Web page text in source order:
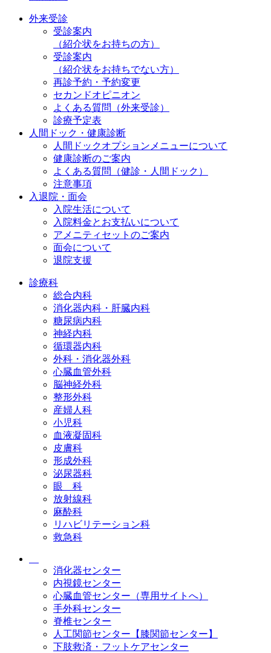
外来受診
受診案内
（紹介状をお持ちの方）
受診案内
（紹介状をお持ちでない方）
再診予約・予約変更
セカンドオピニオン
よくある質問（外来受診）
診療予定表
人間ドック・健康診断
人間ドックオプションメニューについて
健康診断のご案内
よくある質問（健診・人間ドック）
注意事項
入退院・面会
入院生活について
入院料金とお支払いについて
アメニティセットのご案内
面会について
退院支援
診療科
総合内科
消化器内科・肝臓内科
糖尿病内科
神経内科
循環器内科
外科・消化器外科
心臓血管外科
脳神経外科
整形外科
産婦人科
小児科
血液凝固科
皮膚科
形成外科
泌尿器科
眼 科
放射線科
麻酔科
リハビリテーション科
救急科
消化器センター
内視鏡センター
心臓血管センター（専用サイトへ）
手外科センター
脊椎センター
人工関節センター【膝関節センター】
下肢救済・フットケアセンター